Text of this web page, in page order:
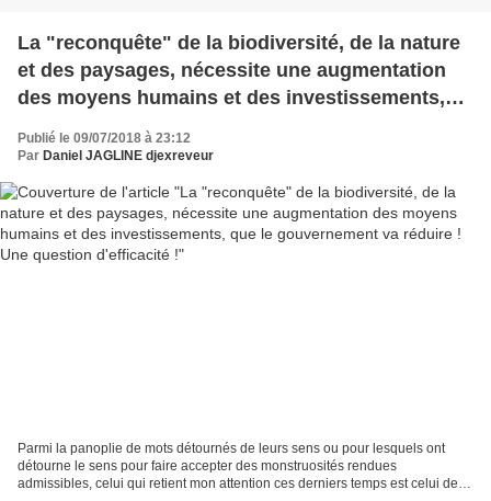
La "reconquête" de la biodiversité, de la nature
et des paysages, nécessite une augmentation
des moyens humains et des investissements,
d'efficacité !
Publié le 09/07/2018 à 23:12
Par Daniel JAGLINE djexreveur
Parmi la panoplie de mots détournés de leurs sens ou pour lesquels ont
détourne le sens pour faire accepter des monstruosités rendues
admissibles, celui qui retient mon attention ces derniers temps est celui de